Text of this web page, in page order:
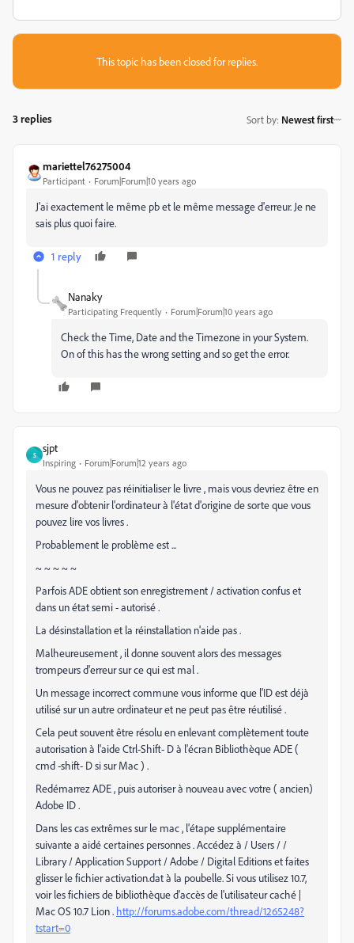
This topic has been closed for replies.
3 replies Sort by: Newest first
mariettel76275004
Participant Forum|Forum|10 years ago
J'ai exactement le même pb et le même message d'erreur. Je ne
sais plus quoi faire.
1 reply
Nanaky
Participating Frequently Forum|Forum|10 years ago
Check the Time, Date and the Timezone in your System.
On of this has the wrong setting and so get the error.
S
sjpt
Inspiring Forum|Forum|12 years ago
Vous ne pouvez pas réinitialiser le livre , mais vous devriez être en
mesure d'obtenir l'ordinateur à l'état d'origine de sorte que vous
pouvez lire vos livres .
Probablement le problème est ...
~ ~ ~ ~ ~
Parfois ADE obtient son enregistrement / activation confus et
dans un état semi - autorisé .
La désinstallation et la réinstallation n'aide pas .
Malheureusement , il donne souvent alors des messages
trompeurs d'erreur sur ce qui est mal .
Un message incorrect commune vous informe que l'ID est déjà
utilisé sur un autre ordinateur et ne peut pas être réutilisé .
Cela peut souvent être résolu en enlevant complètement toute
autorisation à l'aide Ctrl-Shift- D à l'écran Bibliothèque ADE (
cmd -shift- D si sur Mac ) .
Redémarrez ADE , puis autoriser à nouveau avec votre ( ancien)
Adobe ID .
Dans les cas extrêmes sur le mac , l'étape supplémentaire
suivante a aidé certaines personnes . Accédez à / Users / /
Library / Application Support / Adobe / Digital Editions et faites
glisser le fichier activation.dat à la poubelle. Si vous utilisez 10.7,
voir les fichiers de bibliothèque d'accès de l'utilisateur caché |
Mac OS 10.7 Lion . http://forums.adobe.com/thread/1265248?
tstart=0